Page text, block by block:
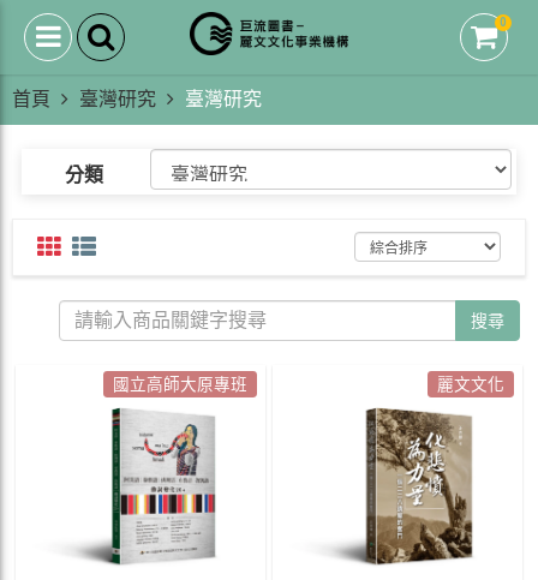
0
首頁 臺灣研究 臺灣研究
分類
搜尋
國立高師大原專班 麗文文化